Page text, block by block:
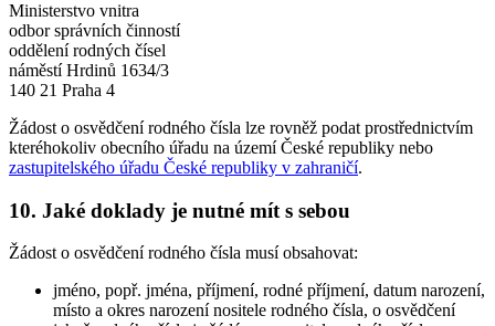
Ministerstvo vnitra
odbor správních činností
oddělení rodných čísel
náměstí Hrdinů 1634/3
140 21 Praha 4
Žádost o osvědčení rodného čísla lze rovněž podat prostřednictvím
kteréhokoliv obecního úřadu na území České republiky nebo
zastupitelského úřadu České republiky v zahraničí.
10. Jaké doklady je nutné mít s sebou
Žádost o osvědčení rodného čísla musí obsahovat:
jméno, popř. jména, příjmení, rodné příjmení, datum narození,
místo a okres narození nositele rodného čísla, o osvědčení